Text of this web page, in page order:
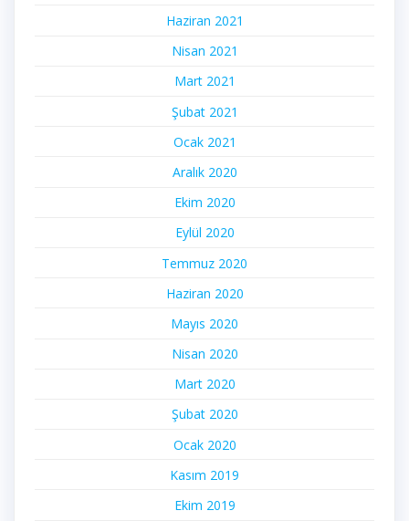
Haziran 2021
Nisan 2021
Mart 2021
Şubat 2021
Ocak 2021
Aralık 2020
Ekim 2020
Eylül 2020
Temmuz 2020
Haziran 2020
Mayıs 2020
Nisan 2020
Mart 2020
Şubat 2020
Ocak 2020
Kasım 2019
Ekim 2019